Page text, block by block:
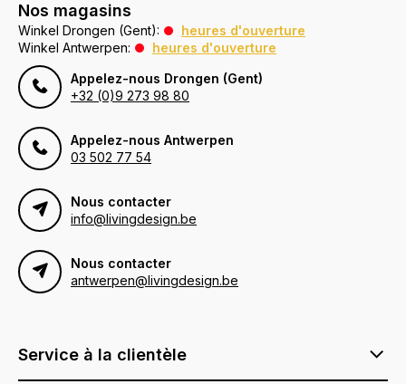
Nos magasins
Winkel Drongen (Gent):
heures d'ouverture
Winkel Antwerpen:
heures d'ouverture
Appelez-nous Drongen (Gent)
+32 (0)9 273 98 80
Appelez-nous Antwerpen
03 502 77 54
Nous contacter
info@livingdesign.be
Nous contacter
antwerpen@livingdesign.be
Service à la clientèle